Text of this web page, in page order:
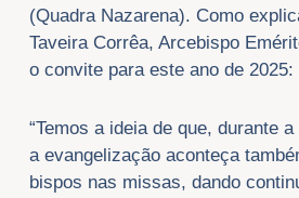
(Quadra Nazarena). Como
Taveira Corrêa, Arcebispo
o convite para este ano de 2025:
“Temos a ideia de que, durante
a evangelização aconteça
bispos nas missas, dando